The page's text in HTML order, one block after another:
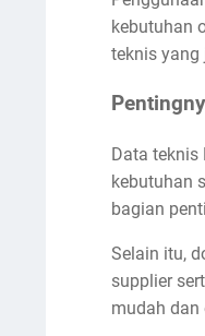
kebutuhan
teknis yang
Data teknis
kebutuhan
bagian
Selain itu,
supplier
mudah dan